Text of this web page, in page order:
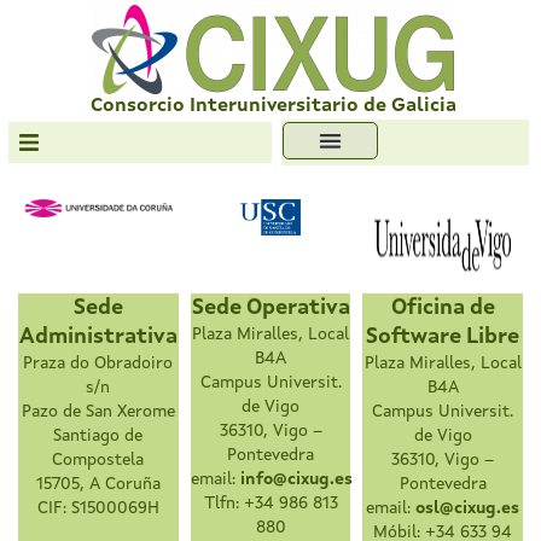
Consorcio Interuniversitario de Galicia
Antiplaxio
Ofc. Soft. Libre
Sede
Administrativa
Praza do Obradoiro
s/n
Pazo de San Xerome
Santiago de
Compostela
15705, A Coruña
CIF: S1500069H
Sede Operativa
Plaza Miralles, Local
B4A
Campus Universit.
de Vigo
36310, Vigo –
Pontevedra
email: info@cixug.es
Tlfn: +34 986 813
880
Oficina de
Software Libre
Plaza Miralles, Local
B4A
Campus Universit.
de Vigo
36310, Vigo –
Pontevedra
email:osl@cixug.es
Móbil: +34 633 94